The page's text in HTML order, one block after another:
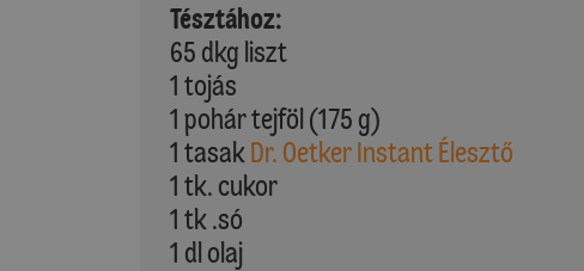
Tésztához:
65 dkg liszt
1 tojás
1 pohár tejföl (175 g)
1 tasakDr. Oetker Instant Élesztő
1 tk. cukor
1 tk .só
1 dl olaj